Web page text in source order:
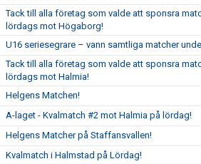
Tack till alla företag som valde att sponsra
lördags mot Högaborg!
U16 seriesegrare – vann samtliga matcher
Tack till alla företag som valde att sponsra
lördags mot Halmia!
Helgens Matchen!
A-laget - Kvalmatch #2 mot Halmia på lördag!
Helgens Matcher på Staffansvallen!
Kvalmatch i Halmstad på Lördag!